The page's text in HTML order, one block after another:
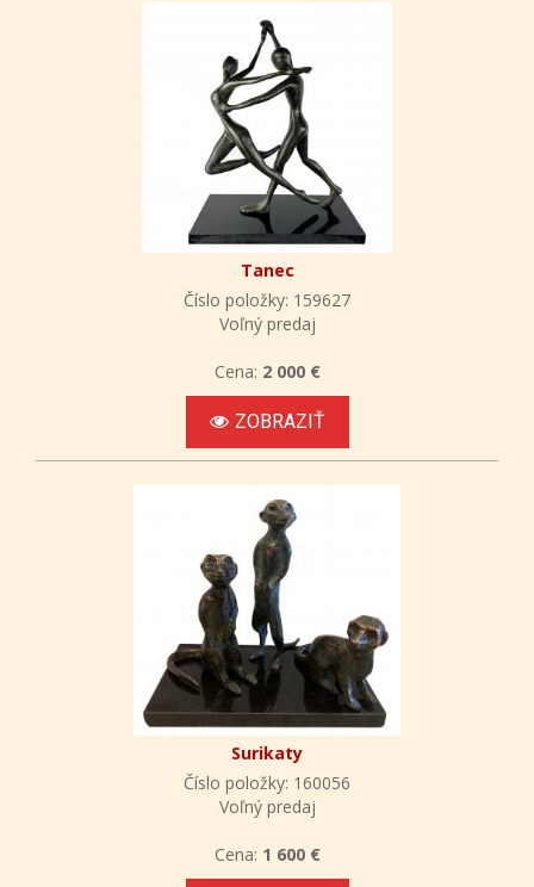
Tanec
Číslo položky: 159627
Voľný predaj
Cena: 2 000 €
ZOBRAZIŤ
Surikaty
Číslo položky: 160056
Voľný predaj
Cena: 1 600 €